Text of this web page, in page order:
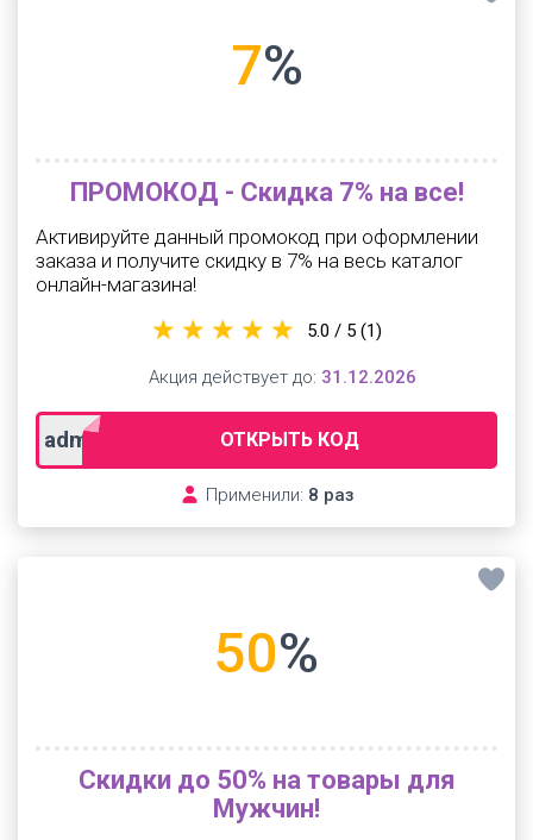
7%
ПРОМОКОД - Скидка 7% на все!
Активируйте данный промокод при оформлении
заказа и получите скидку в 7% на весь каталог
онлайн-магазина!
admitad ОТКРЫТЬ КОД
Применили: 8 раз
5.0 / 5 (1)
Акция действует до: 31.12.2026
50%
Скидки до 50% на товары для
Мужчин!